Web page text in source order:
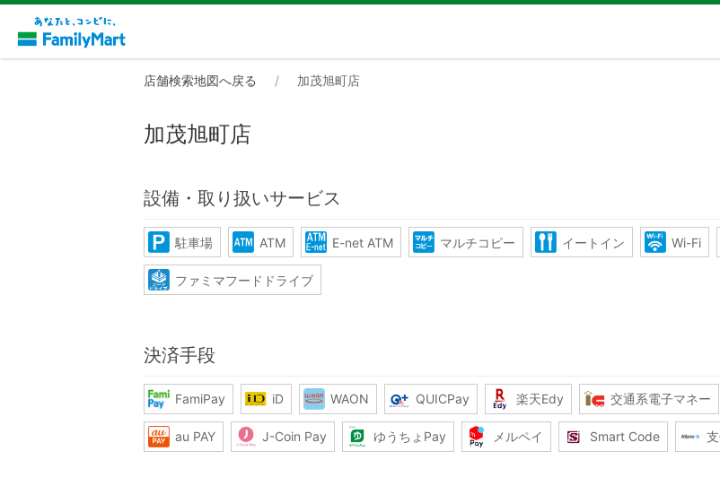
店舗検索地図へ戻る 加茂旭町店
加茂旭町店
設備・取り扱いサービス
駐車場 ATM E-net ATM マルチコピー イートイン Wi-Fi
ファミマフードドライブ
決済手段
FamiPay iD WAON QUICPay 楽天Edy 交通系電子マネー
au PAY J-Coin Pay ゆうちょPay メルペイ Smart Code